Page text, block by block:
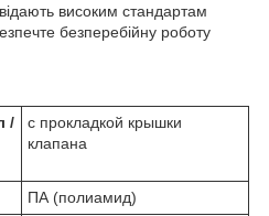
високим стандартам
безперебійну роботу
/
с прокладкой крышки
клапана
ПА (полиамид)